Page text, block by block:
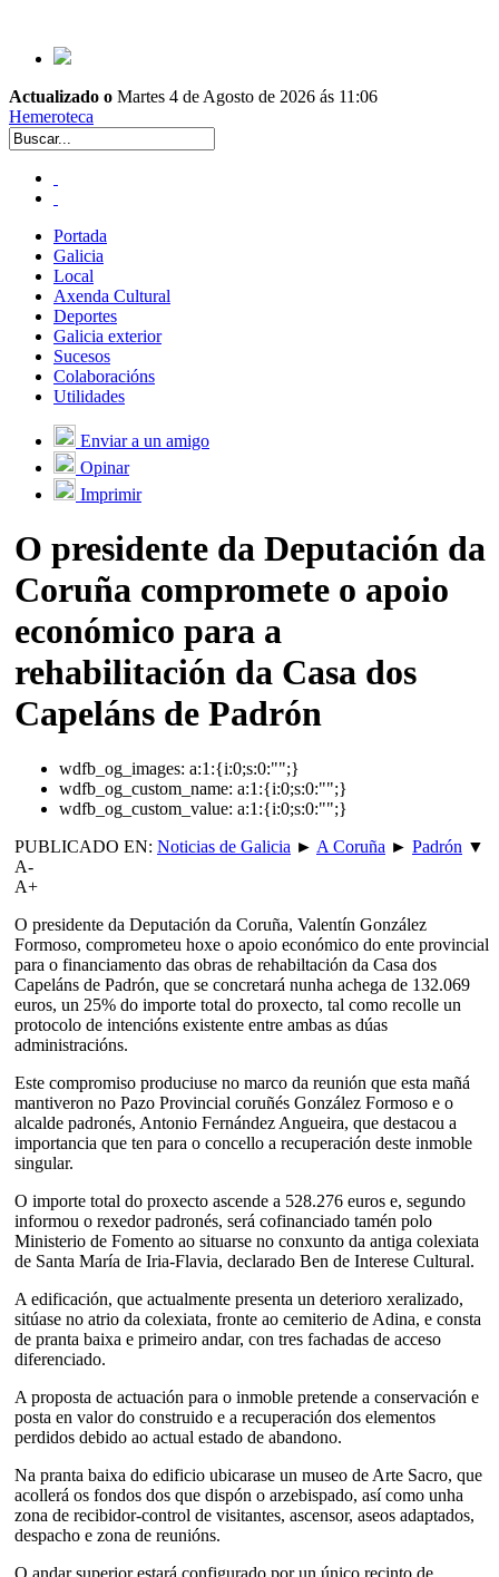
Actualizado o Martes 4 de Agosto de 2026 ás 11:06
Hemeroteca
Portada
Galicia
Local
Axenda Cultural
Deportes
Galicia exterior
Sucesos
Colaboracións
Utilidades
Enviar a un amigo
Opinar
Imprimir
O presidente da Deputación da
Coruña compromete o apoio
económico para a
rehabilitación da Casa dos
Capeláns de Padrón
wdfb_og_images: a:1:{i:0;s:0:"";}
wdfb_og_custom_name: a:1:{i:0;s:0:"";}
wdfb_og_custom_value: a:1:{i:0;s:0:"";}
PUBLICADO EN: Noticias de Galicia ► A Coruña ► Padrón ▼
A-
A+
O presidente da Deputación da Coruña, Valentín González
Formoso, comprometeu hoxe o apoio económico do ente provincial
para o financiamento das obras de rehabiltación da Casa dos
Capeláns de Padrón, que se concretará nunha achega de 132.069
euros, un 25% do importe total do proxecto, tal como recolle un
protocolo de intencións existente entre ambas as dúas
administracións.
Este compromiso produciuse no marco da reunión que esta mañá
mantiveron no Pazo Provincial coruñés González Formoso e o
alcalde padronés, Antonio Fernández Angueira, que destacou a
importancia que ten para o concello a recuperación deste inmoble
singular.
O importe total do proxecto ascende a 528.276 euros e, segundo
informou o rexedor padronés, será cofinanciado tamén polo
Ministerio de Fomento ao situarse no conxunto da antiga colexiata
de Santa María de Iria-Flavia, declarado Ben de Interese Cultural.
A edificación, que actualmente presenta un deterioro xeralizado,
sitúase no atrio da colexiata, fronte ao cemiterio de Adina, e consta
de pranta baixa e primeiro andar, con tres fachadas de acceso
diferenciado.
A proposta de actuación para o inmoble pretende a conservación e
posta en valor do construido e a recuperación dos elementos
perdidos debido ao actual estado de abandono.
Na pranta baixa do edificio ubicarase un museo de Arte Sacro, que
acollerá os fondos dos que dispón o arzebispado, así como unha
zona de recibidor-control de visitantes, ascensor, aseos adaptados,
despacho e zona de reunións.
O andar superior estará configurado por un único recinto de